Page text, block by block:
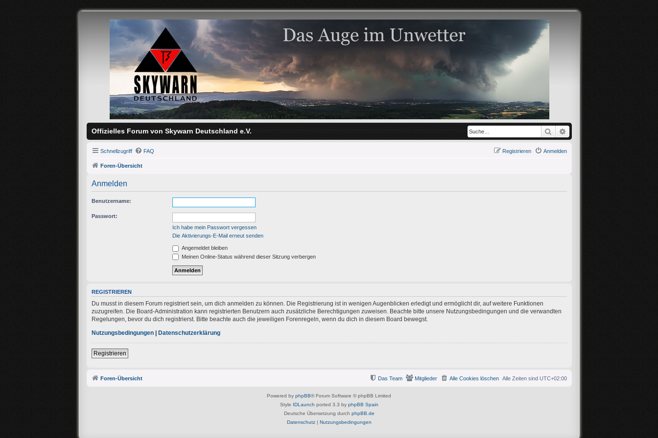
Offizielles Forum von Skywarn Deutschland e.V. Suche
Schnellzugriff FAQ Anmelden
Registrieren
Foren-Übersicht
Anmelden
Benutzername:
Passwort:
Ich habe mein Passwort vergessen
Die Aktivierungs-E-Mail erneut senden
Angemeldet bleiben
Meinen Online-Status während dieser Sitzung verbergen
REGISTRIEREN
Du musst in diesem Forum registriert sein, um dich anmelden zu können. Die Registrierung ist in wenigen Augenblicken erledigt und ermöglicht dir, auf weitere Funktionen
zuzugreifen. Die Board-Administration kann registrierten Benutzern auch zusätzliche Berechtigungen zuweisen. Beachte bitte unsere Nutzungsbedingungen und die verwandten
Regelungen, bevor du dich registrierst. Bitte beachte auch die jeweiligen Forenregeln, wenn du dich in diesem Board bewegst.
Nutzungsbedingungen| Datenschutzerklärung
Registrieren
Foren-Übersicht Alle Zeiten sind UTC+02:00
Alle Cookies löschen
Mitglieder
Das Team
Powered by phpBB® Forum Software © phpBB Limited
Style IDLaunch ported 3.3 by phpBB Spain
Deutsche Übersetzung durch phpBB.de
Datenschutz| Nutzungsbedingungen